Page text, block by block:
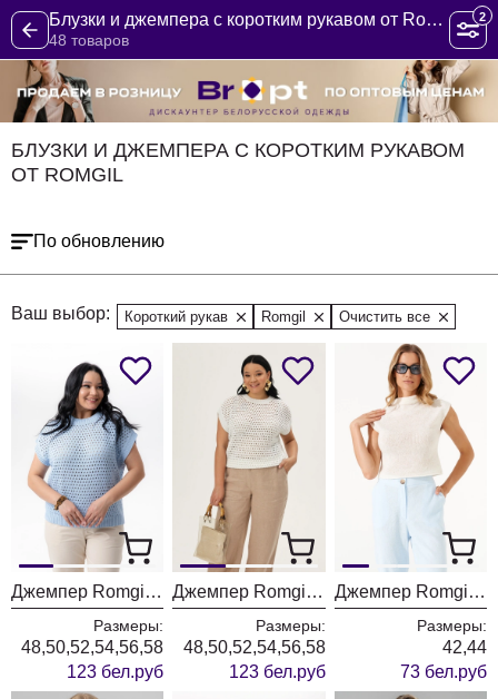
Блузки и джемпера с коротким рукавом от Romgil
48 товаров
2
БЛУЗКИ И ДЖЕМПЕРА С КОРОТКИМ РУКАВОМ
ОТ ROMGIL
По обновлению
Ваш выбор: Короткий рукав Romgil Очистить все
Джемпер Romgil РВ0260-ХЛ2 бледно-голубой
Размеры:
48,50,52,54,56,58
123 бел.руб
Джемпер Romgil РВ0260-ХЛ2 белый
Размеры:
48,50,52,54,56,58
123 бел.руб
Джемпер Romgil РВ0400-АК4 белый
Размеры:
42,44
73 бел.руб